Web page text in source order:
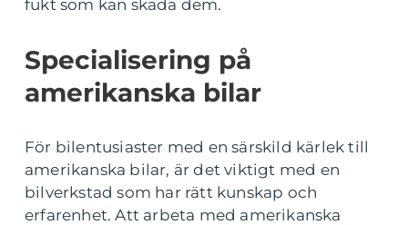
fukt som kan skada dem.
Specialisering på
amerikanska bilar
För bilentusiaster med en särskild kärlek till
amerikanska bilar, är det viktigt med en
bilverkstad som har rätt kunskap och
erfarenhet. Att arbeta med amerikanska